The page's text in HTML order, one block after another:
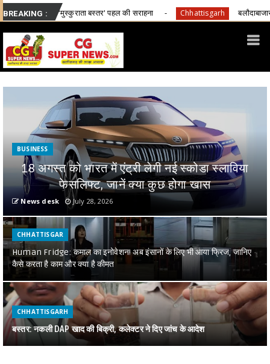
BREAKING :
बस्तर' पहल की सराहना Chhattisgarh बलौदाबाजार में बड़ा सड़क हादसा,
BUSINESS
18 अगस्त को भारत में एंट्री लेगी नई स्कोडा स्लाविया
फेसलिफ्ट, जानें क्या कुछ होगा खास
News desk July 28, 2026
CHHATTISGAR
Human Fridge: कमाल का इनोवेशन! अब इंसानों के लिए भी आया फ्रिज, जानिए
कैसे करता है काम और क्या है कीमत
CHHATTISGARH
बस्तर: नकली DAP खाद की बिक्री, कलेक्टर ने दिए जांच के आदेश